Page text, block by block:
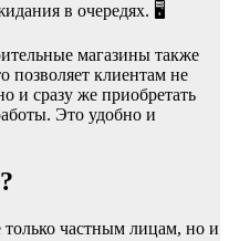
в очередях. 🖥️
магазины также
позволяет клиентам не
и сразу же приобретать
Это удобно и
частным лицам, но и